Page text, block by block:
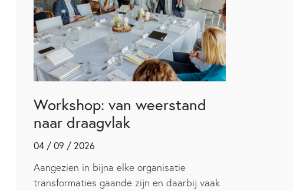
Workshop: van weerstand
naar draagvlak
04 / 09 / 2026
Aangezien in bijna elke organisatie
transformaties gaande zijn en daarbij vaak